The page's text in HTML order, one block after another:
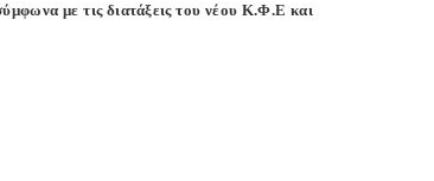
με τις διατάξεις του νέου Κ.Φ.Ε και